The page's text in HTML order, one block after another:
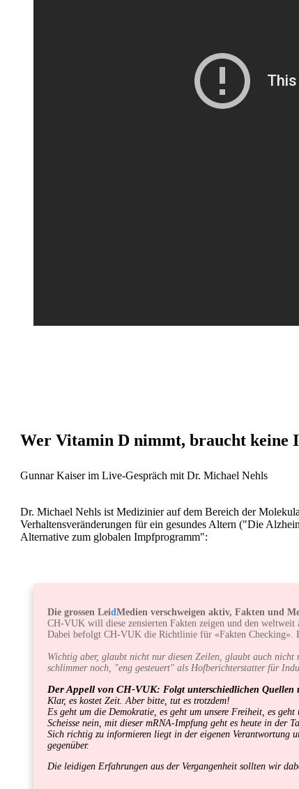
Wer Vitamin D nimmt, braucht keine
Gunnar Kaiser im Live-Gespräch mit Dr. Michael Nehls
Dr. Michael Nehls ist Medizinier auf dem Bereich der
Verhaltensveränderungen für ein gesundes Altern ("Die
Alternative zum globalen Impfprogramm":
Die grossen LeidMedien verschweigen aktiv, Fakten und
CH-VUK will diese zensierten Fakten zeigen und den
Dabei befolgt CH-VUK die Richtlinie für «Fakten Checking».
Wichtig aber, glaubt nicht nur diesen Zeilen, glaubt auch
schlimmer noch, "eng gesteuert" als Hofberichterstatter für
Der Appell von CH-VUK: Folgt unterschiedlichen Quellen
Klar, es kostet Zeit. Aber bitte, tut es trotzdem!
Es geht um die Demokratie, es geht um unsere Freiheit, es geht
Scheisse nein, mit dieser mRNA-Impfung geht es heute in der
Sich richtig zu informieren liegt in der eigenen Verantwortung
gegenüber.
Die leidigen Erfahrungen aus der Vergangenheit sollten wir